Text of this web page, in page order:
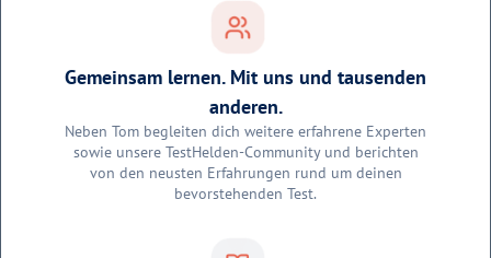
Gemeinsam lernen. Mit uns und tausenden
anderen.
Neben Tom begleiten dich weitere erfahrene Experten
sowie unsere TestHelden-Community und berichten
von den neusten Erfahrungen rund um deinen
bevorstehenden Test.